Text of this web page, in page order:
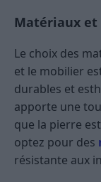
Matériaux
Le choix des
et le mobilier
durables et
apporte une
que la pierre
optez pour des
résistante aux